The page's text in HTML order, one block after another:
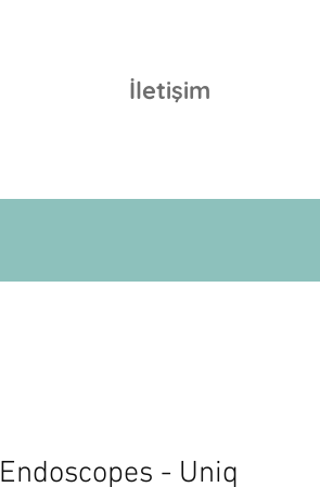
İletişim
Endoscopes - Uniq